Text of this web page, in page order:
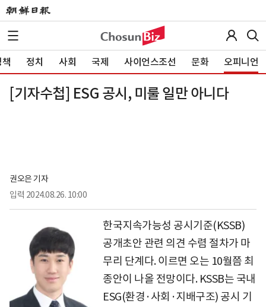
정치 사회 국제 사이언스조선 문화 오피니언
[기자수첩] ESG 공시, 미룰 일만 아니다
권오은 기자
입력 2024.08.26. 10:00
한국지속가능성 공시기준(KSSB)
공개초안 관련 의견 수렴 절차가 마
무리 단계다. 이르면 오는 10월쯤 최
종안이 나올 전망이다. KSSB는 국내
ESG(환경·사회·지배구조) 공시 기